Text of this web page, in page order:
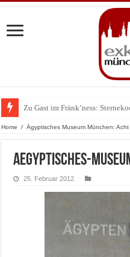
Zu Gast im Fränk’ness:
Warum München gerade zum
Home / Ägyptisches Museum München:
aegyptisches-
25. Februar 2012